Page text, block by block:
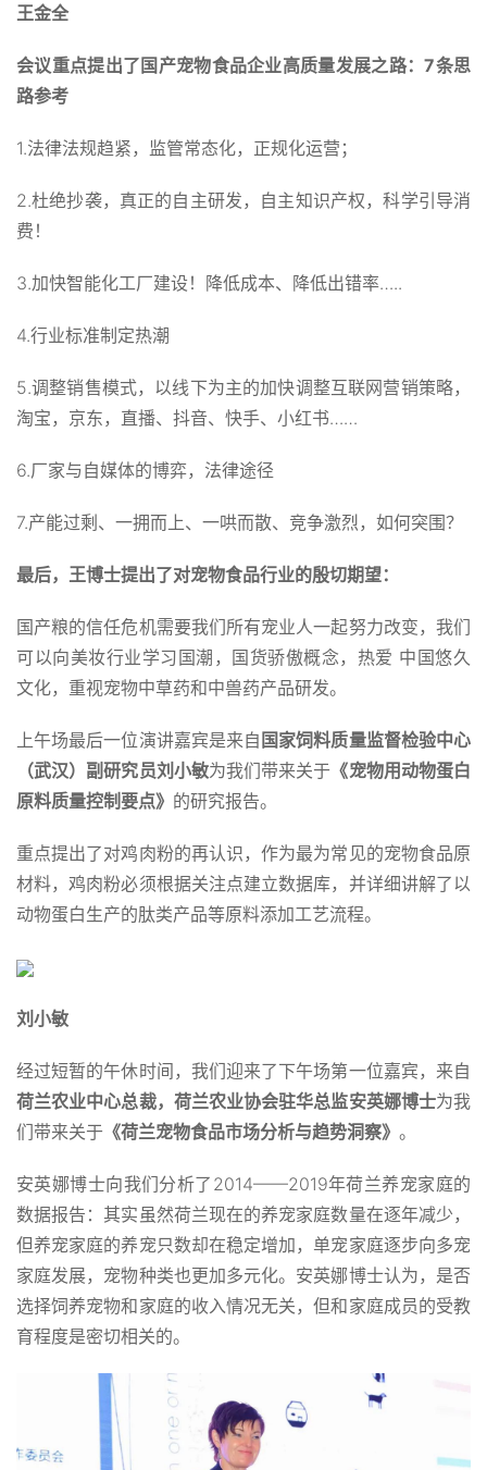
王金全
会议重点提出了国产宠物食品企业高质量发展之路：7条思
路参考
1.法律法规趋紧，监管常态化，正规化运营；
2.杜绝抄袭，真正的自主研发，自主知识产权，科学引导消
费！
3.加快智能化工厂建设！降低成本、降低出错率…..
4.行业标准制定热潮
5.调整销售模式，以线下为主的加快调整互联网营销策略，
淘宝，京东，直播、抖音、快手、小红书……
6.厂家与自媒体的博弈，法律途径
7.产能过剩、一拥而上、一哄而散、竞争激烈，如何突围？
最后，王博士提出了对宠物食品行业的殷切期望：
国产粮的信任危机需要我们所有宠业人一起努力改变，我们
可以向美妆行业学习国潮，国货骄傲概念，热爱 中国悠久
文化，重视宠物中草药和中兽药产品研发。
上午场最后一位演讲嘉宾是来自国家饲料质量监督检验中心
（武汉）副研究员刘小敏为我们带来关于 《宠物用动物蛋白
原料质量控制要点》 的研究报告。
重点提出了对鸡肉粉的再认识，作为最为常见的宠物食品原
材料，鸡肉粉必须根据关注点建立数据库，并详细讲解了以
动物蛋白生产的肽类产品等原料添加工艺流程。
刘小敏
经过短暂的午休时间，我们迎来了下午场第一位嘉宾，来自
荷兰农业中心总裁，荷兰农业协会驻华总监安英娜博士为我
们带来关于 《荷兰宠物食品市场分析与趋势洞察》 。
安英娜博士向我们分析了2014——2019年荷兰养宠家庭的
数据报告：其实虽然荷兰现在的养宠家庭数量在逐年减少，
但养宠家庭的养宠只数却在稳定增加，单宠家庭逐步向多宠
家庭发展，宠物种类也更加多元化。安英娜博士认为，是否
选择饲养宠物和家庭的收入情况无关，但和家庭成员的受教
育程度是密切相关的。